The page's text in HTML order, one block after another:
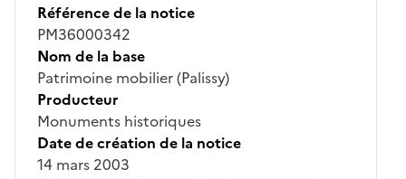
Référence de la notice
PM36000342
Nom de la base
Patrimoine mobilier (Palissy)
Producteur
Monuments historiques
Date de création de la notice
14 mars 2003